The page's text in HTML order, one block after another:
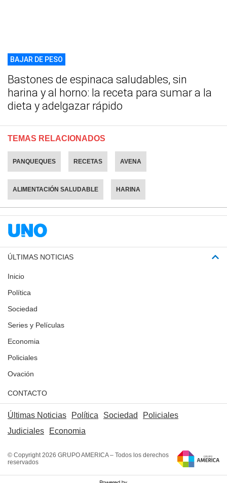
BAJAR DE PESO
Bastones de espinaca saludables, sin
harina y al horno: la receta para sumar a la
dieta y adelgazar rápido
TEMAS RELACIONADOS
PANQUEQUES RECETAS AVENA
ALIMENTACIÓN SALUDABLE HARINA
ÚLTIMAS NOTICIAS
Inicio
Política
Sociedad
Series y Películas
Economia
Policiales
Ovación
CONTACTO
Últimas Noticias Política Sociedad
Policiales
Judiciales
Economia
© Copyright 2026 GRUPO AMERICA – Todos los derechos
reservados